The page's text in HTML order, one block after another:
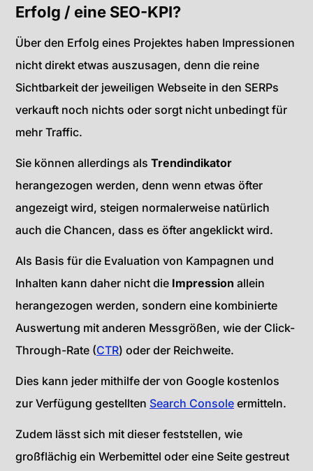
Erfolg / eine SEO-KPI?
Über den Erfolg eines Projektes haben Impressionen
nicht direkt etwas auszusagen, denn die reine
Sichtbarkeit der jeweiligen Webseite in den SERPs
verkauft noch nichts oder sorgt nicht unbedingt für
mehr Traffic.
Sie können allerdings als Trendindikator
herangezogen werden, denn wenn etwas öfter
angezeigt wird, steigen normalerweise natürlich
auch die Chancen, dass es öfter angeklickt wird.
Als Basis für die Evaluation von Kampagnen und
Inhalten kann daher nicht die Impression allein
herangezogen werden, sondern eine kombinierte
Auswertung mit anderen Messgrößen, wie der Click-
Through-Rate (CTR) oder der Reichweite.
Dies kann jeder mithilfe der von Google kostenlos
zur Verfügung gestellten Search Console ermitteln.
Zudem lässt sich mit dieser feststellen, wie
großflächig ein Werbemittel oder eine Seite gestreut